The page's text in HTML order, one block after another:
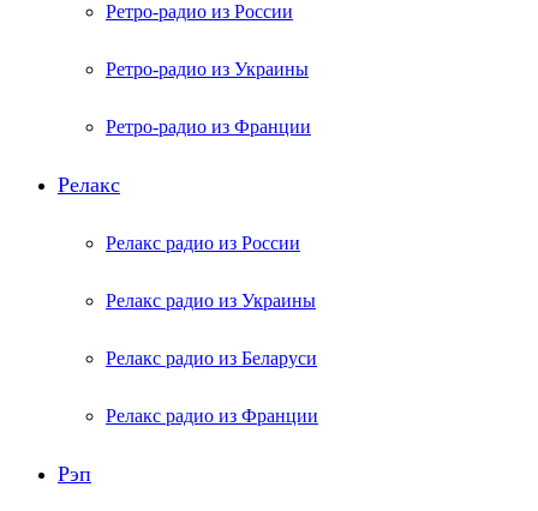
Ретро-радио из России
Ретро-радио из Украины
Ретро-радио из Франции
Релакс
Релакс радио из России
Релакс радио из Украины
Релакс радио из Беларуси
Релакс радио из Франции
Рэп